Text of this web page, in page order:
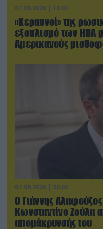
07.08.2026 | 18:02
«Κεραυνοί» της
εξοπλισμό των ΗΠΑ
Αμερικανούς
07.08.2026 | 20:02
Ο Γιάννης
Κωνσταντίνο Ζούλα
απομάκρυνσής του